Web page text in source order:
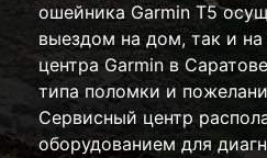
ошейника Garmin T5
выездом на дом, так и на
центра Garmin в
типа поломки и
Сервисный центр
оборудованием для